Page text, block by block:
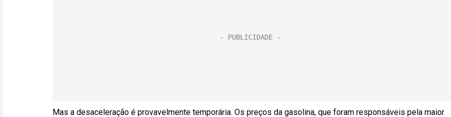
Mas a desaceleração é provavelmente temporária. Os preços da gasolina, que foram responsáveis pela maior